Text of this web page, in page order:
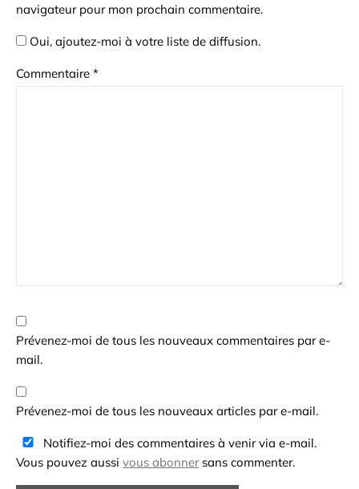
navigateur pour mon prochain commentaire.
Oui, ajoutez-moi à votre liste de diffusion.
Commentaire *
Prévenez-moi de tous les nouveaux commentaires par e-
mail.
Prévenez-moi de tous les nouveaux articles par e-mail.
Notifiez-moi des commentaires à venir via e-mail.
Vous pouvez aussi vous abonnersans commenter.